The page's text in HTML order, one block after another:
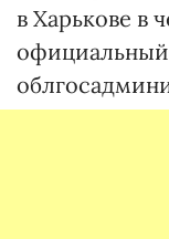
в Харькове в
официальный